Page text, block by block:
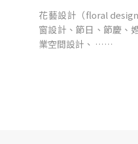
花藝設計（floral
窗設計、節日、節慶、
業空間設計、 ……